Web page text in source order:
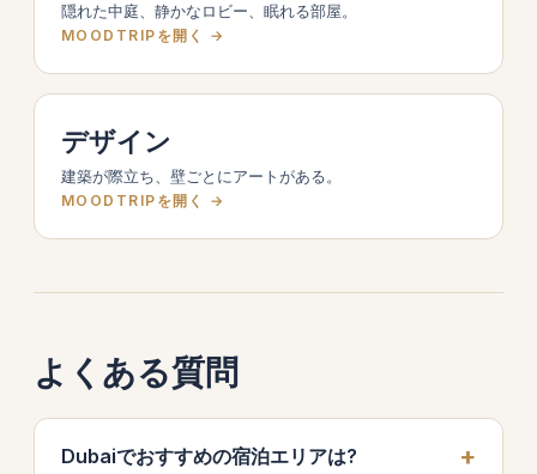
隠れた中庭、静かなロビー、眠れる部屋。
MOODTRIPを開く →
デザイン
建築が際立ち、壁ごとにアートがある。
MOODTRIPを開く →
よくある質問
Dubaiでおすすめの宿泊エリアは?